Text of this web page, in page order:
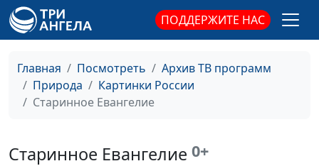
ПОДДЕРЖИТЕ НАС
Главная Посмотреть
Архив ТВ программ
Природа
Картинки России
Старинное Евангелие
Старинное Евангелие 0+